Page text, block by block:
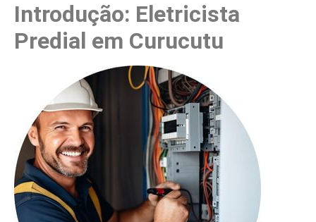
Introdução: Eletricista
Predial em Curucutu